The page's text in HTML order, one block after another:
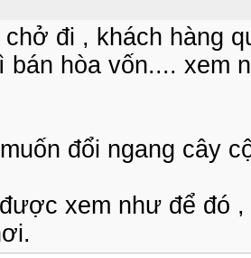
đi , khách hàng
bán hòa vốn.... xem
đổi ngang cây
xem như để đó